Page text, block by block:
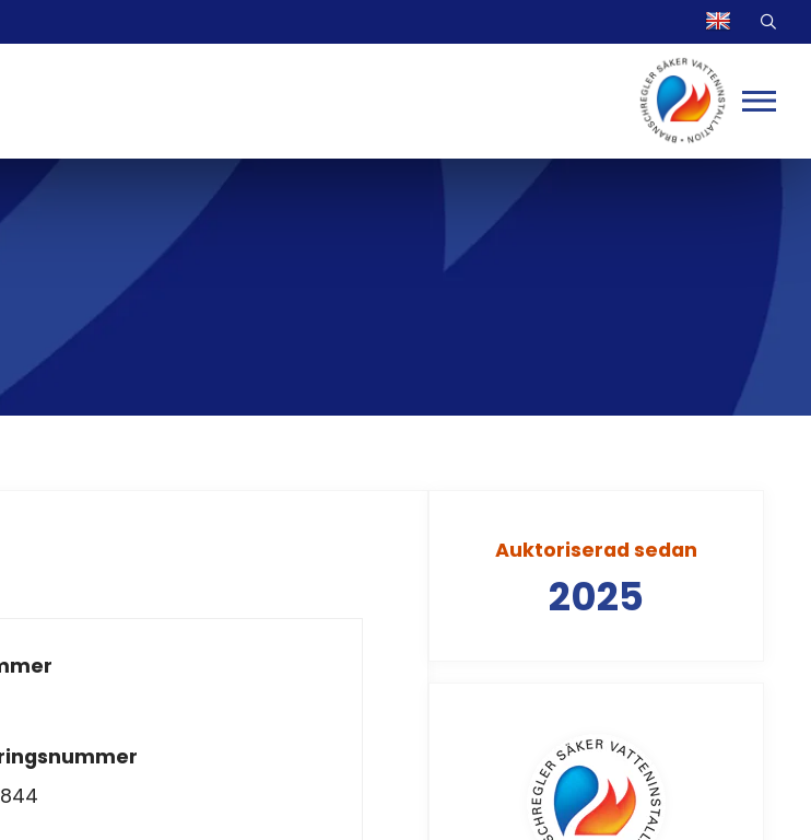
Auktoriserad sedan
2025